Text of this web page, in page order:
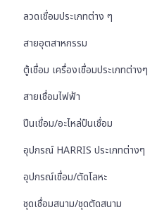
ลวดเชื่อมประเภทต่าง ๆ
สายอุตสาหกรรม
ตู้เชื่อม เครื่องเชื่อมประเภทต่างๆ
สายเชื่อมไฟฟ้า
ปืนเชื่อม/อะไหล่ปืนเชื่อม
อุปกรณ์ HARRIS ประเภทต่างๆ
อุปกรณ์เชื่อม/ตัดโลหะ
ชุดเชื่อมสนาม/ชุดตัดสนาม